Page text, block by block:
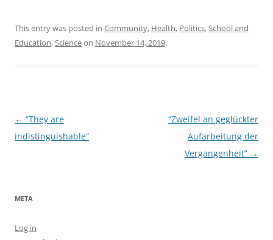
This entry was posted in Community, Health, Politics,School and
Education,Scienceon November 14, 2019.
Post
navigation
← “They are
indistinguishable”
“Zweifel an geglückter
Aufarbeitung der
Vergangenheit” →
META
Log in